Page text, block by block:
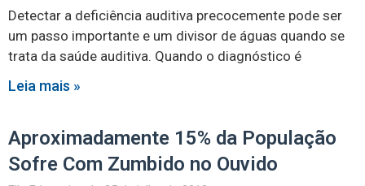
Detectar a deficiência auditiva precocemente pode ser
um passo importante e um divisor de águas quando se
trata da saúde auditiva. Quando o diagnóstico é
Leia mais »
Aproximadamente 15% da População
Sofre Com Zumbido no Ouvido